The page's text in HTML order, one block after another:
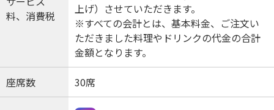
料、消費税
上げ）させていただきます。
※すべての会計とは、基本料金、ご注文い
ただきました料理やドリンクの代金の合計
金額となります。
座席数 30席